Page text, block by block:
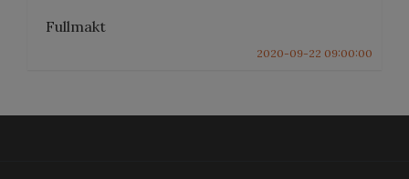
2020-09-22 09:00:00
Fullmakt